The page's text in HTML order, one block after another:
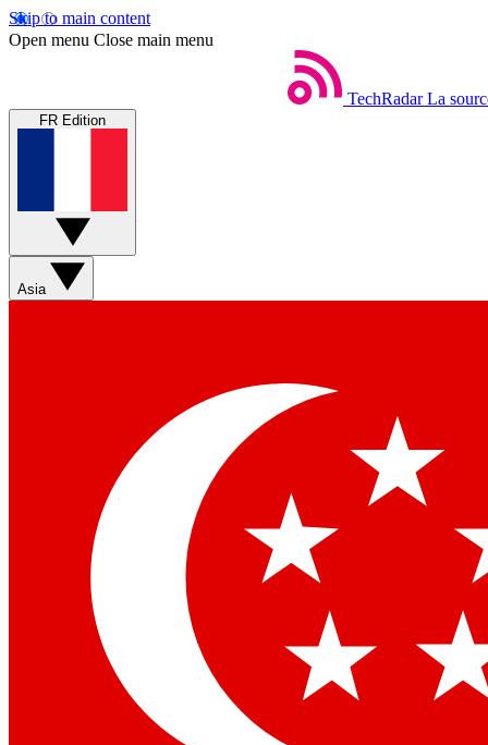
Skip to main content
Open menu Close main menu
TechRadar La
FR Edition
Asia